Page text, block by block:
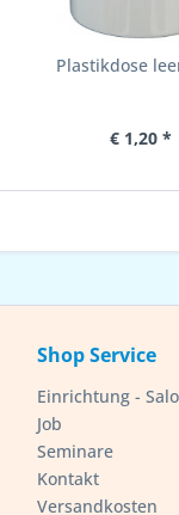
Plastikdose
€ 1,20 *
Shop Service
Einrichtung -
Job
Seminare
Kontakt
Versandkosten